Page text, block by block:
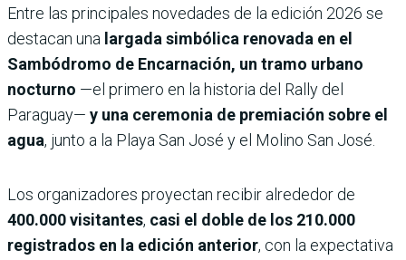
Entre las principales novedades de la edición 2026 se
destacan una largada simbólica renovada en el
Sambódromo de Encarnación, un tramo urbano
nocturno —el primero en la historia del Rally del
Paraguay— y una ceremonia de premiación sobre el
agua, junto a la Playa San José y el Molino San José.
Los organizadores proyectan recibir alrededor de
400.000 visitantes, casi el doble de los 210.000
registrados en la edición anterior, con la expectativa